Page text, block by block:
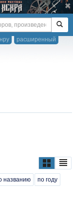
расширенный
названию по году